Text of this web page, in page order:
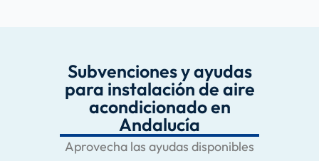
Subvenciones y ayudas
para instalación de aire
acondicionado en
Andalucía
Aprovecha las ayudas disponibles